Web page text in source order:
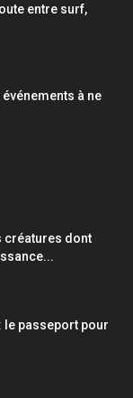
entre surf,
à ne
créatures dont
le passeport pour